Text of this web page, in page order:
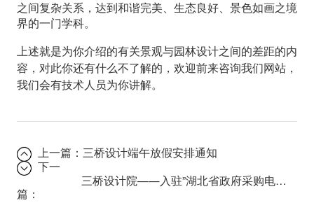
之间复杂关系，达到和谐完美、生态良好、景色如画之境
界的一门学科。
上述就是为你介绍的有关景观与园林设计之间的差距的内
容，对此你还有什么不了解的，欢迎前来咨询我们网站，
我们会有技术人员为你讲解。
上一篇： 三桥设计端午放假安排通知
下一
篇：
三桥设计院——入驻”湖北省政府采购电子平台”